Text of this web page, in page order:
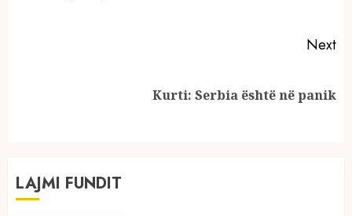
Next
Kurti: Serbia është në panik
LAJMI FUNDIT